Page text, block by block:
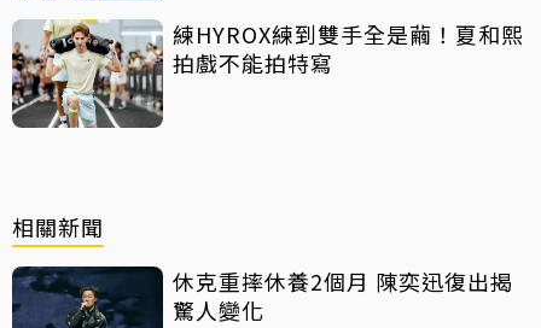
練HYROX練到雙手全是繭！夏和熙
拍戲不能拍特寫
相關新聞
休克重摔休養2個月 陳奕迅復出揭
驚人變化